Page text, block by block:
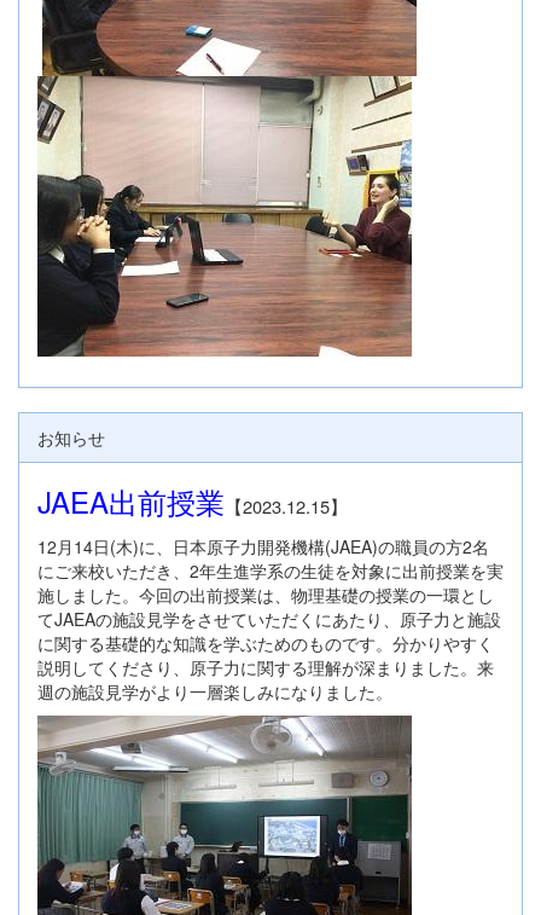
お知らせ
JAEA出前授業 【2023.12.15】
12月14日(木)に、日本原子力開発機構(JAEA)の職員の方2名
にご来校いただき、2年生進学系の生徒を対象に出前授業を実
施しました。今回の出前授業は、物理基礎の授業の一環とし
てJAEAの施設見学をさせていただくにあたり、原子力と施設
に関する基礎的な知識を学ぶためのものです。分かりやすく
説明してくださり、原子力に関する理解が深まりました。来
週の施設見学がより一層楽しみになりました。